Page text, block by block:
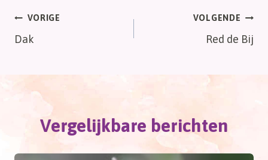
Bericht
navigatie
VORIGE
Dak
VOLGENDE
Red de Bij
Vergelijkbare berichten